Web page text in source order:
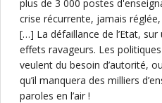
plus de 3 000 postes
crise récurrente, jamais
[…] La défaillance de l’Etat,
effets ravageurs. Les
veulent du besoin d’autorité,
qu’il manquera des milliers
paroles en l’air !